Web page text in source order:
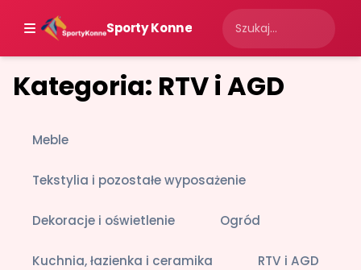
Sporty Konne
Kategoria: RTV i AGD
Meble
Tekstylia i pozostałe wyposażenie
Dekoracje i oświetlenie Ogród
Kuchnia, łazienka i ceramika RTV i AGD